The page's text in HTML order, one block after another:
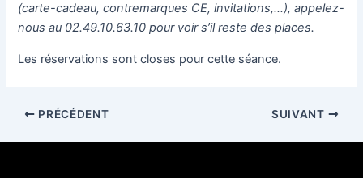
(carte-cadeau, contremarques CE, invitations,…), appelez-
nous au 02.49.10.63.10 pour voir s’il reste des places.
Les réservations sont closes pour cette séance.
PRÉCÉDENT SUIVANT